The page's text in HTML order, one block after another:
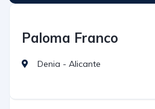
Paloma Franco
Denia - Alicante